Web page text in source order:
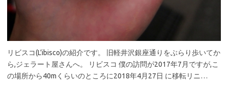
リビスコ(L’ibisco)の紹介です。 旧軽井沢銀座通りをぶらり歩いてか
ら,ジェラート屋さんへ。 リビスコ 僕の訪問が2017年7月ですが,こ
の場所から40mくらいのところに2018年4月27日 に移転リニ…